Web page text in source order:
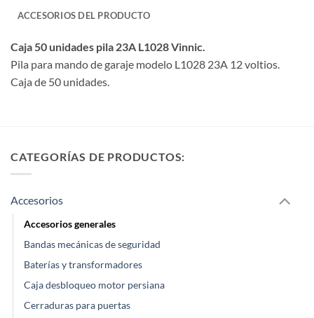
ACCESORIOS DEL PRODUCTO
Caja 50 unidades pila 23A L1028 Vinnic.
Pila para mando de garaje modelo L1028 23A 12 voltios.
Caja de 50 unidades.
CATEGORÍAS DE PRODUCTOS:
Accesorios
Accesorios generales
Bandas mecánicas de seguridad
Baterías y transformadores
Caja desbloqueo motor persiana
Cerraduras para puertas